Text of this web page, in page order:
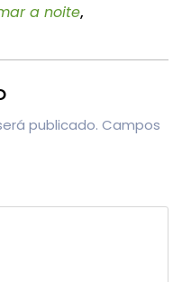
a noite,
publicado. Campos